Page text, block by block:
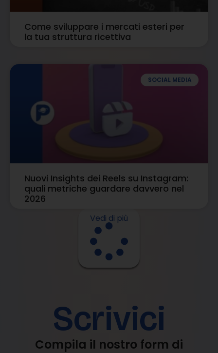
Come sviluppare i mercati esteri per
la tua struttura ricettiva
SOCIAL MEDIA
Nuovi Insights dei Reels su Instagram:
quali metriche guardare davvero nel
2026
Vedi di più
Scrivici
Compila il nostro form di